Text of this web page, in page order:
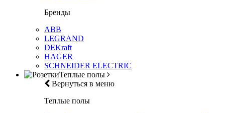
Бренды
ABB
LEGRAND
DEKraft
HAGER
SCHNEIDER ELECTRIC
Теплые полы
Вернуться в меню
Теплые полы